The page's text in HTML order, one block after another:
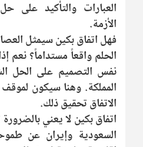
العبارات والتأكيد
الأزمة.
فهل اتفاق بكين سيمثل
الحلم واقعاً مستداماً؟ نعم
نفس التصميم على الحل
المملكة. وهنا سيكون
الاتفاق تحقيق ذلك.
اتفاق بكين لا يعني
السعودية وإيران عن